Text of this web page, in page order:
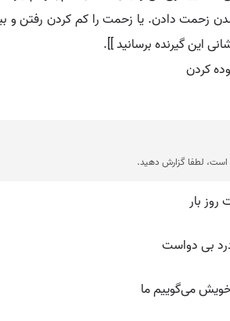
زحمت دادن. یا زحمت را کم کردن رفتن و
این گیرنده برسانید ]].
کردن
لطفا گزارش دهید.
بار
بی دواست
می‌گوییم ما